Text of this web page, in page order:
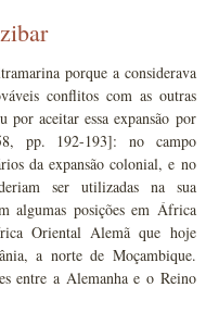
porque a considerava
conflitos com as outras
por aceitar essa expansão por
pp. 192-193]: no campo
da expansão colonial, e no
ser utilizadas na sua
algumas posições em África
Oriental Alemã que hoje
a norte de Moçambique.
entre a Alemanha e o Reino